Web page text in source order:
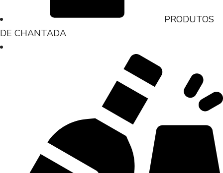
PRODUTOS
DE CHANTADA